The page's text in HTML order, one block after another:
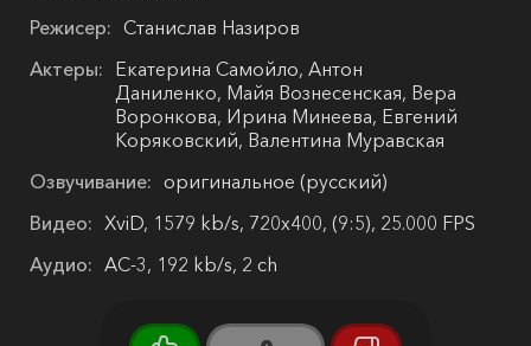
Режисер: Станислав Назиров
Актеры: Екатерина Самойло, Антон
Даниленко, Майя Вознесенская, Вера
Воронкова, Ирина Минеева, Евгений
Коряковский, Валентина Муравская
Озвучивание: оригинальное (русский)
Видео: XviD, 1579 kb/s, 720x400, (9:5), 25.000 FPS
Аудио: AC-3, 192 kb/s, 2 ch